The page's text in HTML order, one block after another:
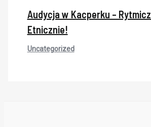
Audycja w Kacperku –
Etnicznie!
Uncategorized